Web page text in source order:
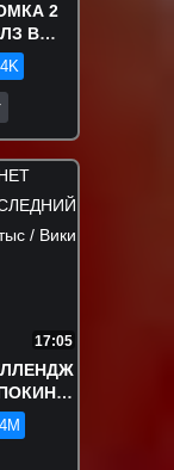
2
В
17:05
Шоу